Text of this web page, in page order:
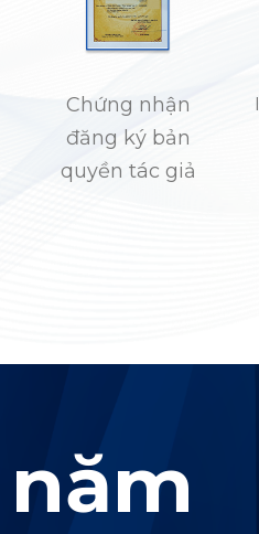
Chứng nhận
đăng ký bản
quyền tác giả
năm